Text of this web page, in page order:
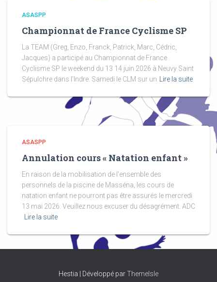
ASASPP
Championnat de France Cyclisme SP
La TEAM (Greg, Enzo, Franck, Patrick, Marc, Cédric,
Jacques) a participé au Championnat de France
Cyclisme SP le weekend du 13 14 juin 2026 à Neuvy Saint
Sépulchre dans l’Indre. Samedi le CLM sur un
Lire la suite
ASASPP
Annulation cours « Natation enfant »
En raison de la mobilisation de l’ensemble des
personnels de la piscine de Masséna, les cours de
natation enfant ne pourront pas être assurés le mercredi
13 mai 2026. Veuillez nous excuser du désagrément. ADC
Lire la suite
Hestia | Développé parThemeIsle